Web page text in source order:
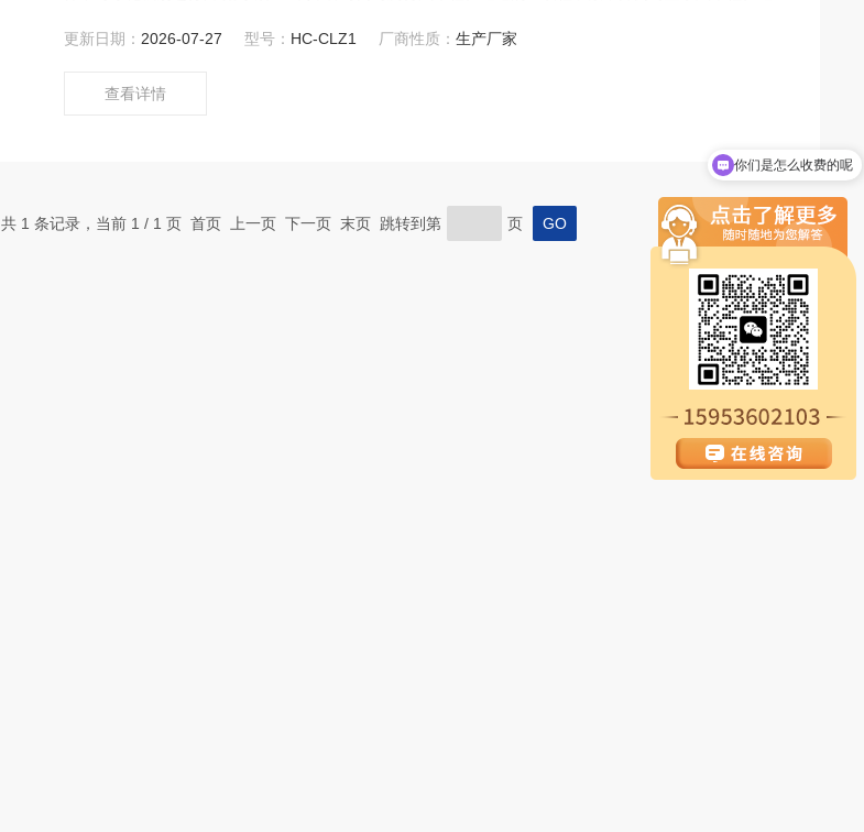
更新日期： 2026-07-27 型号： HC-CLZ1 厂商性质：生产厂家
查看详情
共 1 条记录，当前 1 / 1 页 首页 上一页 下一页 末页 跳转到第 页
你们是怎么收费的呢
现在有优惠活动吗